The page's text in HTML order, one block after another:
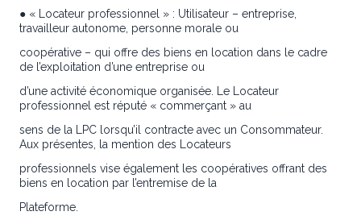
● « Locateur professionnel » : Utilisateur – entreprise,
travailleur autonome, personne morale ou
coopérative – qui offre des biens en location dans le cadre
de l’exploitation d’une entreprise ou
d’une activité économique organisée. Le Locateur
professionnel est réputé « commerçant » au
sens de la LPC lorsqu’il contracte avec un Consommateur.
Aux présentes, la mention des Locateurs
professionnels vise également les coopératives offrant des
biens en location par l’entremise de la
Plateforme.